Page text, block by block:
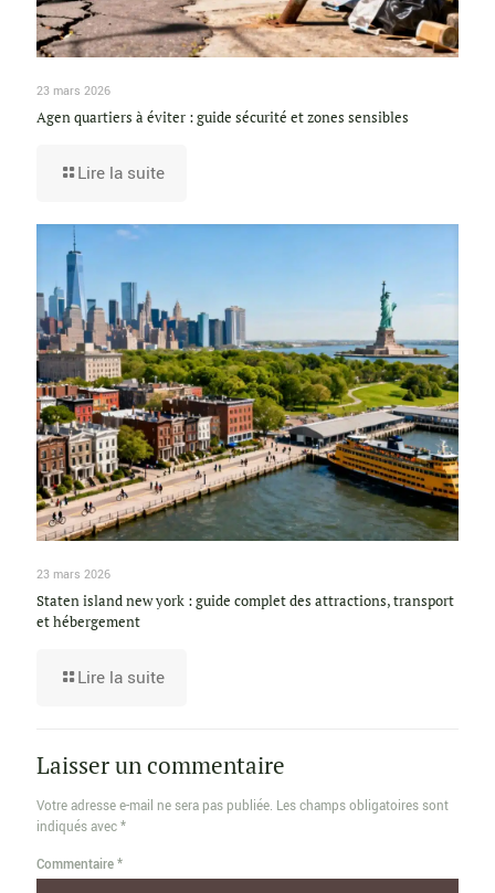
23 mars 2026
Agen quartiers à éviter : guide sécurité et zones sensibles
Lire la suite
23 mars 2026
Staten island new york : guide complet des attractions, transport
et hébergement
Lire la suite
Laisser un commentaire
Votre adresse e-mail ne sera pas publiée. Les champs obligatoires sont
indiqués avec*
Commentaire*